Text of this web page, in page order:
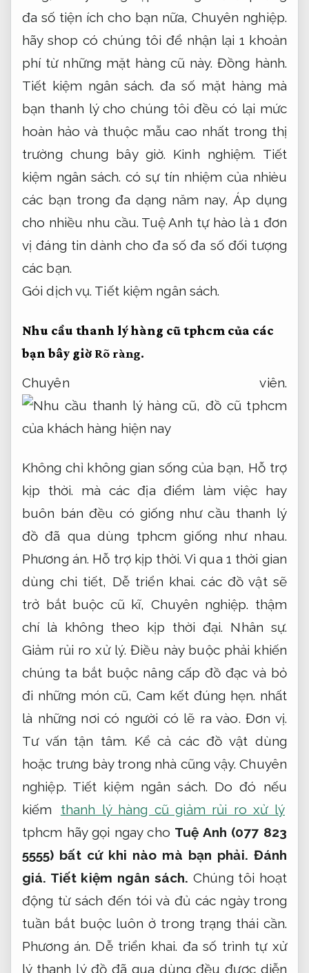
đa số tiện ích cho bạn nữa, Chuyên nghiệp.
hãy shop có chúng tôi để nhận lại 1 khoản
phí từ những mặt hàng cũ này.Đồng hành.
Tiết kiệm ngân sách. đa số mặt hàng mà
bạn thanh lý cho chúng tôi đều có lại mức
hoàn hảo và thuộc mẫu cao nhất trong thị
trường chung bây giờ. Kinh nghiệm. Tiết
kiệm ngân sách. có sự tín nhiệm của nhièu
các bạn trong đa dạng năm nay, Áp dụng
cho nhiều nhu cầu. Tuệ Anh tự hào là 1 đơn
vị đáng tin dành cho đa số đa số đối tượng
các bạn.
Gói dịch vụ. Tiết kiệm ngân sách.
Nhu cầu thanh lý hàng cũ tphcm của các
bạn bây giờ Rõ ràng.
Chuyên viên.
Không chỉ không gian sống của bạn, Hỗ trợ
kịp thời. mà các địa điểm làm việc hay
buôn bán đều có giống như cầu thanh lý
đồ đã qua dùng tphcm giống như nhau.
Phương án. Hỗ trợ kịp thời. Vì qua 1 thời gian
dùng chi tiết, Dễ triển khai. các đồ vật sẽ
trở bắt buộc cũ kĩ, Chuyên nghiệp. thậm
chí là không theo kịp thời đại. Nhân sự.
Giảm rủi ro xử lý. Điều này buộc phải khiến
chúng ta bắt buộc nâng cấp đồ đạc và bỏ
đi những món cũ, Cam kết đúng hẹn. nhất
là những nơi có người có lẽ ra vào.Đơn vị.
Tư vấn tận tâm. Kể cả các đồ vật dùng
hoặc trưng bày trong nhà cũng vậy.Chuyên
nghiệp. Tiết kiệm ngân sách. Do đó nếu
kiếm
thanh lý hàng cũ giảm rủi ro xử lý
tphcm hãy gọi ngay cho Tuệ Anh (077 823
5555) bất cứ khi nào mà bạn phải. Đánh
giá. Tiết kiệm ngân sách. Chúng tôi hoạt
động từ sách đến tói và đủ các ngày trong
tuần bắt buộc luôn ở trong trạng thái cần.
Phương án. Dễ triển khai. đa số trình tự xử
lý thanh lý đồ đã qua dùng đều được diễn